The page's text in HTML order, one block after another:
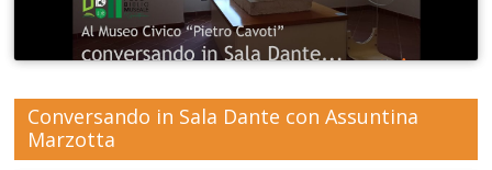
Conversando in Sala Dante con Assuntina
Marzotta